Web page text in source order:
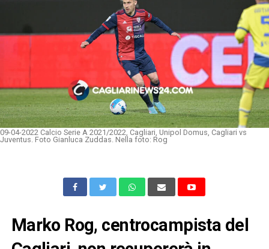
09-04-2022 Calcio Serie A 2021/2022, Cagliari, Unipol Domus, Cagliari vs
Juventus. Foto Gianluca Zuddas. Nella foto: Rog
Marko Rog, centrocampista del